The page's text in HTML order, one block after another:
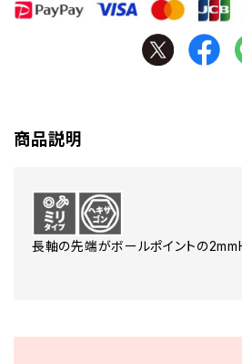
商品説明
長軸の先端がボールポイントの